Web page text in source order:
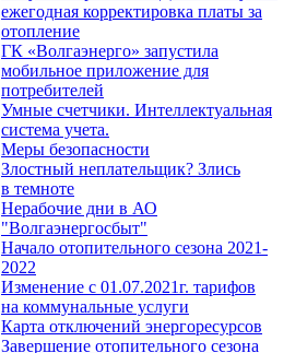
ежегодная корректировка платы за
отопление
ГК «Волгаэнерго» запустила
мобильное приложение для
потребителей
Умные счетчики. Интеллектуальная
система учета.
Меры безопасности
Злостный неплательщик? Злись
в темноте
Нерабочие дни в АО
"Волгаэнергосбыт"
Начало отопительного сезона 2021-
2022
Изменение с 01.07.2021г. тарифов
на коммунальные услуги
Карта отключений энергоресурсов
Завершение отопительного сезона